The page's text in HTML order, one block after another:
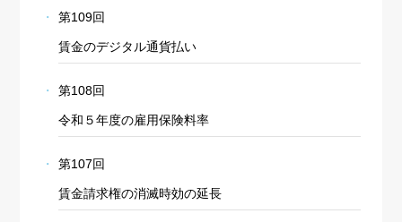
第109回
賃金のデジタル通貨払い
第108回
令和５年度の雇用保険料率
第107回
賃金請求権の消滅時効の延長